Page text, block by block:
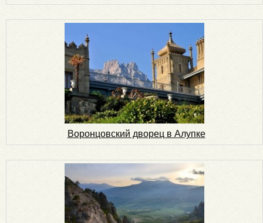
Воронцовский дворец в Алупке